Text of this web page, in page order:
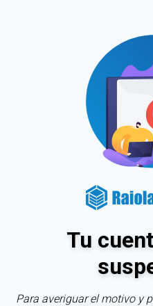
Tu
Para averiguar el motivo y